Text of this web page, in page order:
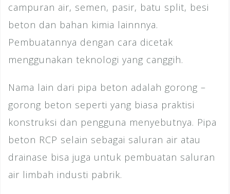
campuran air, semen, pasir, batu split, besi
beton dan bahan kimia lainnnya.
Pembuatannya dengan cara dicetak
menggunakan teknologi yang canggih.
Nama lain dari pipa beton adalah gorong –
gorong beton seperti yang biasa praktisi
konstruksi dan pengguna menyebutnya. Pipa
beton RCP selain sebagai saluran air atau
drainase bisa juga untuk pembuatan saluran
air limbah industi pabrik.